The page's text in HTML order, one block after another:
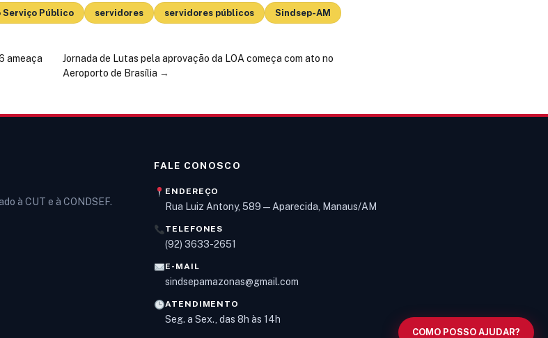
Serviço Público servidores servidores públicos Sindsep-AM
ameaça
Jornada de Lutas pela aprovação da LOA começa com ato no
Aeroporto de Brasília →
à CUT e à CONDSEF.
FALE CONOSCO
ENDEREÇO
Rua Luiz Antony, 589 — Aparecida, Manaus/AM
TELEFONES
(92) 3633-2651
E-MAIL
sindsepamazonas@gmail.com
ATENDIMENTO
Seg. a Sex., das 8h às 14h
COMO POSSO AJUDAR?